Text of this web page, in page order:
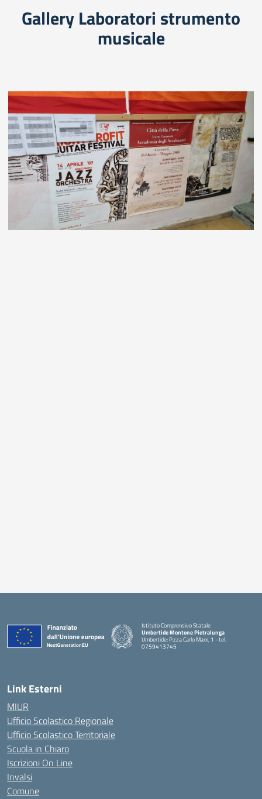
Gallery Laboratori strumento
musicale
Istituto Comprensivo Statale
Umbertide Montone Pietralunga
Umbertide: P.zza Carlo Marx, 1 - tel.
0759413745
Link Esterni
MIUR
Ufficio Scolastico Regionale
Ufficio Scolastico Territoriale
Scuola in Chiaro
Iscrizioni On Line
Invalsi
Comune